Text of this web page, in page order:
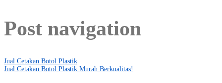
Post navigation
Jual Cetakan Botol Plastik
Jual Cetakan Botol Plastik Murah Berkualitas!